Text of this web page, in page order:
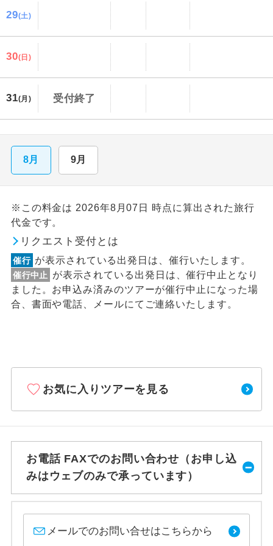
29(土)
30(日)
31(月) 受付終了
8月 9月
※この料金は 2026年8月07日 時点に算出された旅行
代金です。
リクエスト受付とは
催行 が表示されている出発日は、催行いたします。
催行中止
が表示されている出発日は、催行中止となり
ました。お申込み済みのツアーが催行中止になった場
合、書面や電話、メールにてご連絡いたします。
お気に入りツアーを見る
お電話 FAXでのお問い合わせ（お申し込
みはウェブのみで承っています）
メールでのお問い合せはこちらから